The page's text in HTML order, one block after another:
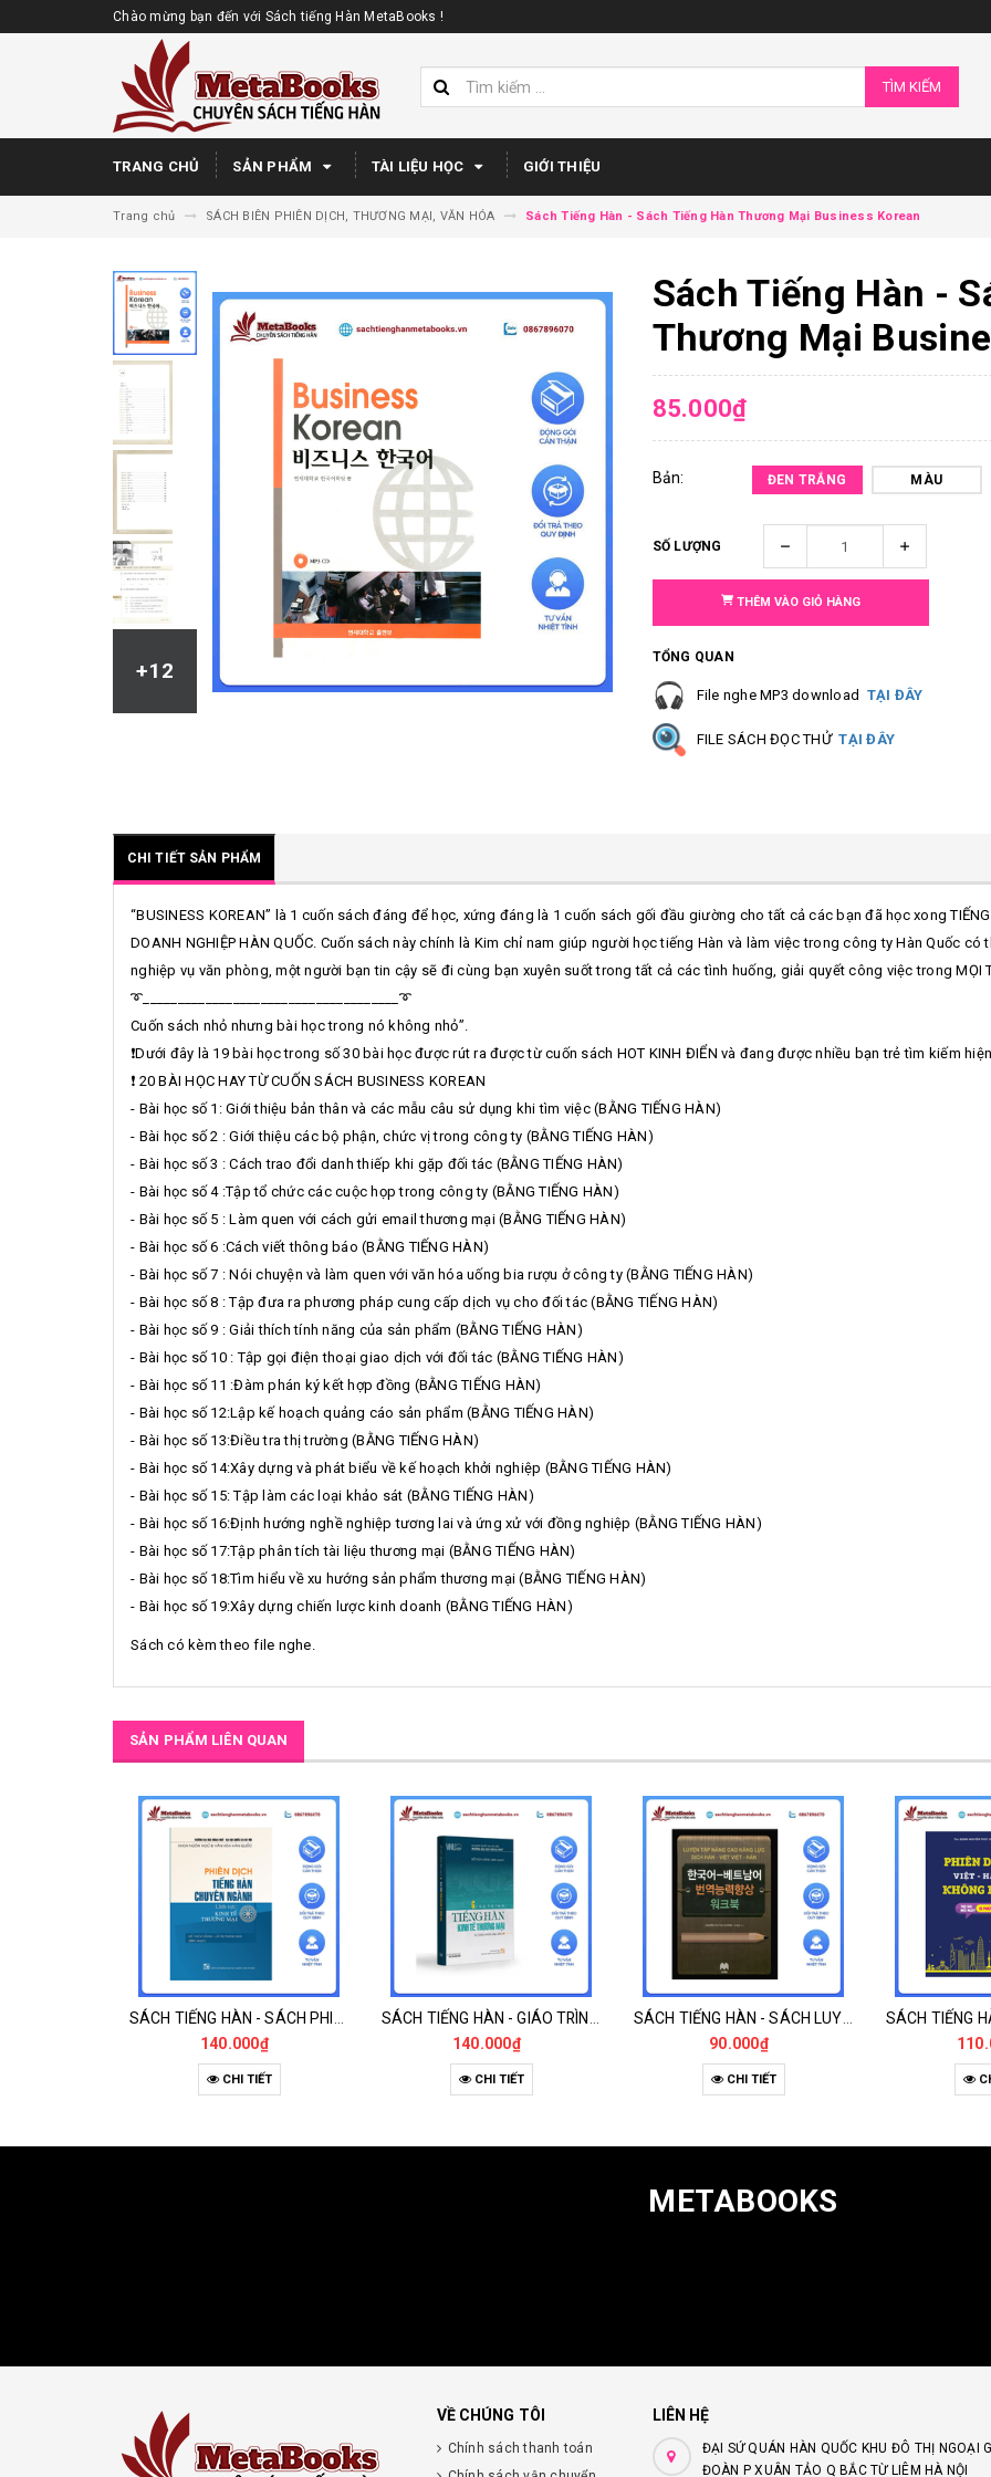
Chào mừng bạn đến với Sách tiếng Hàn MetaBooks !
TÌM KIẾM
TRANG CHỦ SẢN PHẨM TÀI LIỆU HỌC GIỚI THIỆU
Trang chủ SÁCH BIÊN PHIÊN DỊCH, THƯƠNG MẠI, VĂN HÓA Sách Tiếng Hàn - Sách Tiếng Hàn Thương Mại Business Korean
+12
Sách Tiếng Hàn -
Thương Mại
85.000₫
Bản: ĐEN TRẮNG MÀU
SỐ LƯỢNG
THÊM VÀO GIỎ HÀNG
TỔNG QUAN
File nghe MP3 download TẠI ĐÂY
FILE SÁCH ĐỌC THỬTẠI ĐÂY
CHI TIẾT SẢN PHẨM
“BUSINESS KOREAN” là 1 cuốn sách đáng để học, xứng đáng là 1 cuốn sách gối đầu giường cho tất cả các bạn đã học xong
DOANH NGHIỆP HÀN QUỐC. Cuốn sách này chính là Kim chỉ nam giúp người học tiếng Hàn và làm việc trong công ty Hàn Quốc
nghiệp vụ văn phòng, một người bạn tin cậy sẽ đi cùng bạn xuyên suốt trong tất cả các tình huống, giải quyết công việc trong MỌI
➰_____________________________________➰
Cuốn sách nhỏ nhưng bài học trong nó không nhỏ”.
❗️Dưới đây là 19 bài học trong số 30 bài học được rút ra được từ cuốn sách HOT KINH ĐIỂN và đang được nhiều bạn trẻ tìm kiếm
❗️ 20 BÀI HỌC HAY TỪ CUỐN SÁCH BUSINESS KOREAN
- Bài học số 1: Giới thiệu bản thân và các mẫu câu sử dụng khi tìm việc (BẰNG TIẾNG HÀN)
- Bài học số 2 : Giới thiệu các bộ phận, chức vị trong công ty (BẰNG TIẾNG HÀN)
- Bài học số 3 : Cách trao đổi danh thiếp khi gặp đối tác (BẰNG TIẾNG HÀN)
- Bài học số 4 :Tập tổ chức các cuộc họp trong công ty (BẰNG TIẾNG HÀN)
- Bài học số 5 : Làm quen với cách gửi email thương mại (BẰNG TIẾNG HÀN)
- Bài học số 6 :Cách viết thông báo (BẰNG TIẾNG HÀN)
- Bài học số 7 : Nói chuyện và làm quen với văn hóa uống bia rượu ở công ty (BẰNG TIẾNG HÀN)
- Bài học số 8 : Tập đưa ra phương pháp cung cấp dịch vụ cho đối tác (BẰNG TIẾNG HÀN)
- Bài học số 9 : Giải thích tính năng của sản phẩm (BẰNG TIẾNG HÀN)
- Bài học số 10 : Tập gọi điện thoại giao dịch với đối tác (BẰNG TIẾNG HÀN)
- Bài học số 11 :Đàm phán ký kết hợp đồng (BẰNG TIẾNG HÀN)
- Bài học số 12:Lập kế hoạch quảng cáo sản phẩm (BẰNG TIẾNG HÀN)
- Bài học số 13:Điều tra thị trường (BẰNG TIẾNG HÀN)
- Bài học số 14:Xây dựng và phát biểu về kế hoạch khởi nghiệp (BẰNG TIẾNG HÀN)
- Bài học số 15: Tập làm các loại khảo sát (BẰNG TIẾNG HÀN)
- Bài học số 16:Định hướng nghề nghiệp tương lai và ứng xử với đồng nghiệp (BẰNG TIẾNG HÀN)
- Bài học số 17:Tập phân tích tài liệu thương mại (BẰNG TIẾNG HÀN)
- Bài học số 18:Tìm hiểu về xu hướng sản phẩm thương mại (BẰNG TIẾNG HÀN)
- Bài học số 19:Xây dựng chiến lược kinh doanh (BẰNG TIẾNG HÀN)
Sách có kèm theo file nghe.
SẢN PHẨM LIÊN QUAN
140.000₫
CHI TIẾT
140.000₫
CHI TIẾT
90.000₫
CHI TIẾT
METABOOKS
VỀ CHÚNG TÔI
Chính sách thanh toán
LIÊN HỆ
ĐẠI SỨ QUÁN HÀN QUỐC KHU ĐÔ THỊ NGOẠI
ĐOÀN P XUÂN TẢO Q BẮC TỪ LIÊM HÀ NỘI